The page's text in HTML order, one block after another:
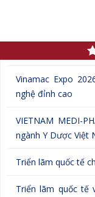
.
Vinamac Expo
nghệ đỉnh cao
VIETNAM MEDI-
ngành Y Dược Việt
Triển lãm quốc tế
Triển lãm quốc tế